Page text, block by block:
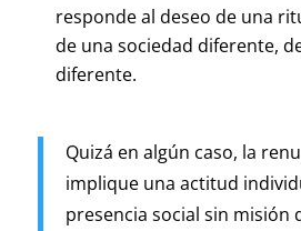
responde al deseo de una
de una sociedad diferente,
diferente.
Quizá en algún caso, la
implique una actitud
presencia social sin misión